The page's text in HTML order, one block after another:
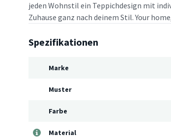
jeden Wohnstil ein Teppichdesign mit
Zuhause ganz nach deinem Stil. Your
Spezifikationen
Marke
Muster
Farbe
Material